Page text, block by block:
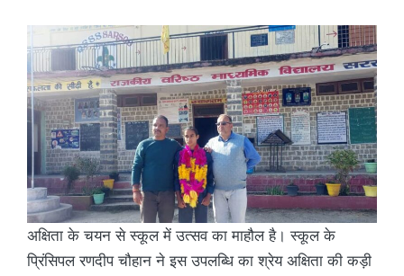
अक्षिता के चयन से स्कूल में उत्सव का माहौल है। स्कूल के
प्रिंसिपल रणदीप चौहान ने इस उपलब्धि का श्रेय अक्षिता की कड़ी